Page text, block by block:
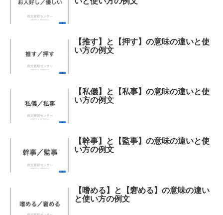
【推す】と【押す】の意味の違いと使
い方の例文
【私儀】と【私事】の意味の違いと使
い方の例文
【幹事】と【監事】の意味の違いと使
い方の例文
【嗜める】と【窘める】の意味の違い
と使い方の例文